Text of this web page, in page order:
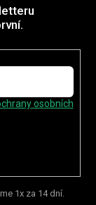
osobních
1x za 14 dní.